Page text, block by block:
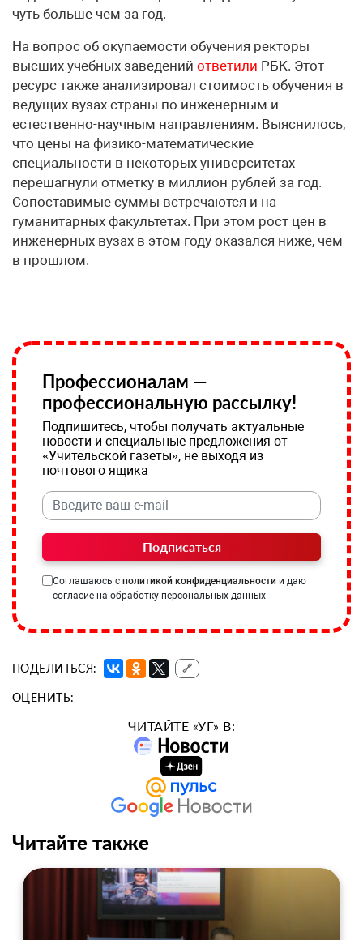
чуть больше чем за год.
На вопрос об окупаемости обучения ректоры
высших учебных заведений ответили РБК. Этот
ресурс также анализировал стоимость обучения в
ведущих вузах страны по инженерным и
естественно-научным направлениям. Выяснилось,
что цены на физико-математические
специальности в некоторых университетах
перешагнули отметку в миллион рублей за год.
Сопоставимые суммы встречаются и на
гуманитарных факультетах. При этом рост цен в
инженерных вузах в этом году оказался ниже, чем
в прошлом.
Профессионалам —
профессиональную рассылку!
Подпишитесь, чтобы получать актуальные
новости и специальные предложения от
«Учительской газеты», не выходя из
почтового ящика
Подписаться
Соглашаюсь с политикой конфиденциальности и даю
согласие на обработку персональных данных
ПОДЕЛИТЬСЯ: 🔗
ОЦЕНИТЬ:
ЧИТАЙТЕ «УГ» В:
Читайте также